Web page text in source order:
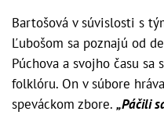
Bartošová v súvislosti s
Ľubošom sa poznajú od
Púchova a svojho času
folklóru. On v súbore
speváckom zbore. „Páčili